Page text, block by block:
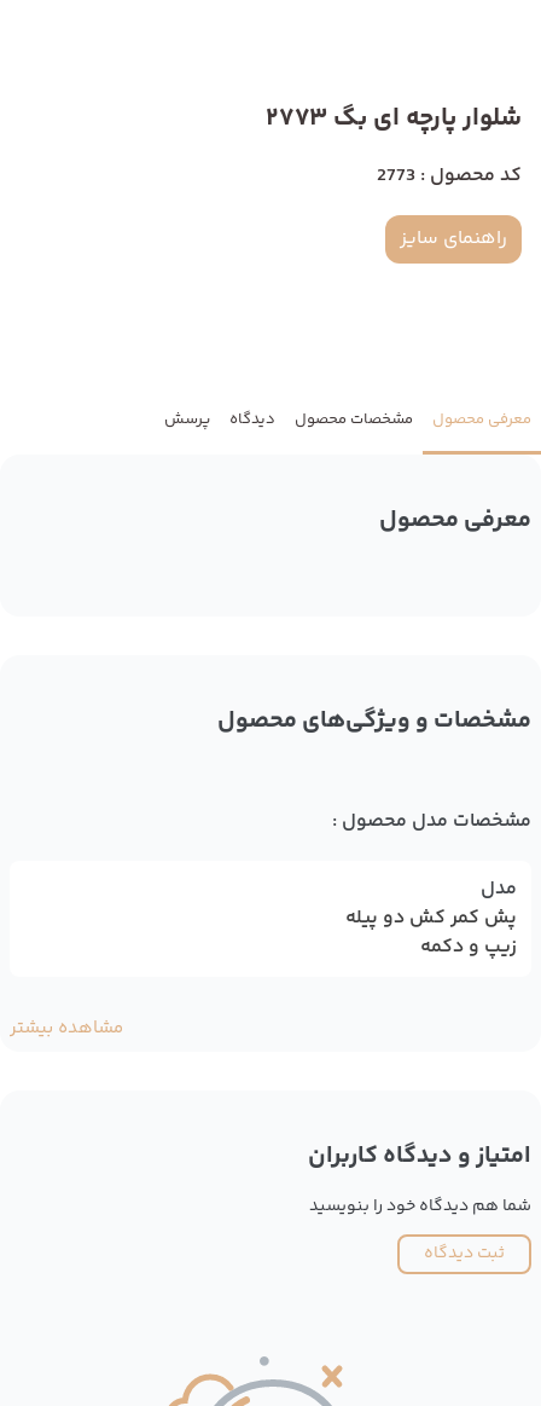
شلوار پارچه ای بگ 2773
کد محصول : 2773
راهنمای سایز
معرفی محصول مشخصات محصول دیدگاه پرسش
معرفی محصول
مشخصات و ویژگی‌های محصول
مشخصات مدل محصول :
مدل
پش کمر کش دو پیله
زیپ و دکمه
مشاهده بیشتر
امتیاز و دیدگاه کاربران
شما هم دیدگاه خود را بنویسید
ثبت دیدگاه